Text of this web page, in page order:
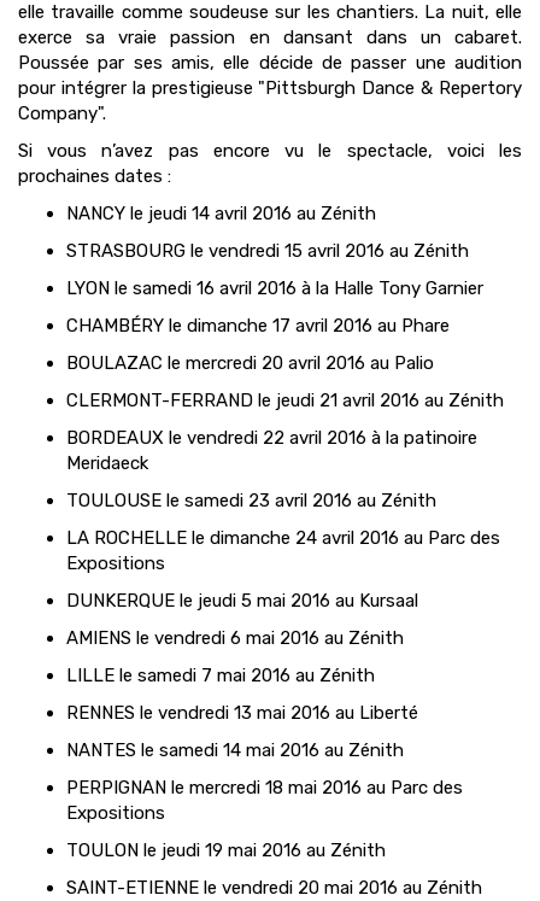
elle travaille comme soudeuse sur les chantiers. La nuit, elle
exerce sa vraie passion en dansant dans un cabaret.
Poussée par ses amis, elle décide de passer une audition
pour intégrer la prestigieuse "Pittsburgh Dance & Repertory
Company".
Si vous n’avez pas encore vu le spectacle, voici les
prochaines dates :
NANCY le jeudi 14 avril 2016 au Zénith
STRASBOURG le vendredi 15 avril 2016 au Zénith
LYON le samedi 16 avril 2016 à la Halle Tony Garnier
CHAMBÉRY le dimanche 17 avril 2016 au Phare
BOULAZAC le mercredi 20 avril 2016 au Palio
CLERMONT-FERRAND le jeudi 21 avril 2016 au Zénith
BORDEAUX le vendredi 22 avril 2016 à la patinoire
Meridaeck
TOULOUSE le samedi 23 avril 2016 au Zénith
LA ROCHELLE le dimanche 24 avril 2016 au Parc des
Expositions
DUNKERQUE le jeudi 5 mai 2016 au Kursaal
AMIENS le vendredi 6 mai 2016 au Zénith
LILLE le samedi 7 mai 2016 au Zénith
RENNES le vendredi 13 mai 2016 au Liberté
NANTES le samedi 14 mai 2016 au Zénith
PERPIGNAN le mercredi 18 mai 2016 au Parc des
Expositions
TOULON le jeudi 19 mai 2016 au Zénith
SAINT-ETIENNE le vendredi 20 mai 2016 au Zénith